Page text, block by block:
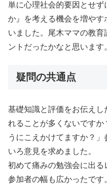
単に心理社会的要因とせ
か』を考える機会を増や
いました。尾木ママの教
ントだったかなと思います
疑問の共通点
基礎知識と評価をお伝え
れることが多くないです
うにこえかけてますか？
いろ意見を求めました。
初めて痛みの勉強会に出
参加者の幅も広かったで